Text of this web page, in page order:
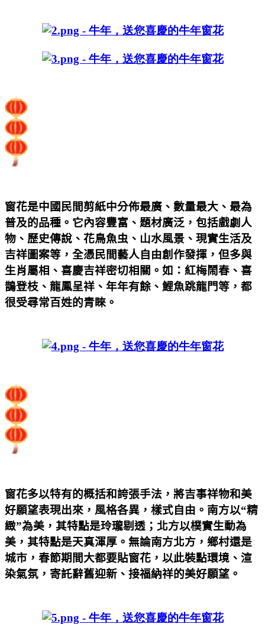
窗花是中國民間剪紙中分佈最廣、數量最大、最為
普及的品種。它內容豐富、題材廣泛，包括戲劇人
物、歷史傳說、花鳥魚虫、山水風景、現實生活及
吉祥圖案等，全憑民間藝人自由創作發揮，但多與
生肖屬相、喜慶吉祥密切相關。如：紅梅鬧春、喜
鵲登枝、龍鳳呈祥、年年有餘、鯉魚跳龍門等，都
很受尋常百姓的青睞。
窗花多以特有的概括和誇張手法，將吉事祥物和美
好願望表現出來，風格各異，樣式自由。南方以“精
緻”為美，其特點是玲瓏剔透；北方以樸實生動為
美，其特點是天真渾厚。無論南方北方，鄉村還是
城市，春節期間大都要貼窗花，以此裝點環境、渲
染氣氛，寄託辭舊迎新、接福納祥的美好願望。